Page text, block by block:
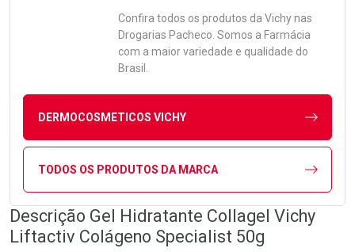
Confira todos os produtos da Vichynas
Drogarias Pacheco. Somos a Farmácia
com a maior variedade e qualidade do
Brasil.
DERMOCOSMETICOS VICHY
TODOS OS PRODUTOS DA MARCA
Descrição Gel Hidratante Collagel Vichy
Liftactiv Colágeno Specialist 50g